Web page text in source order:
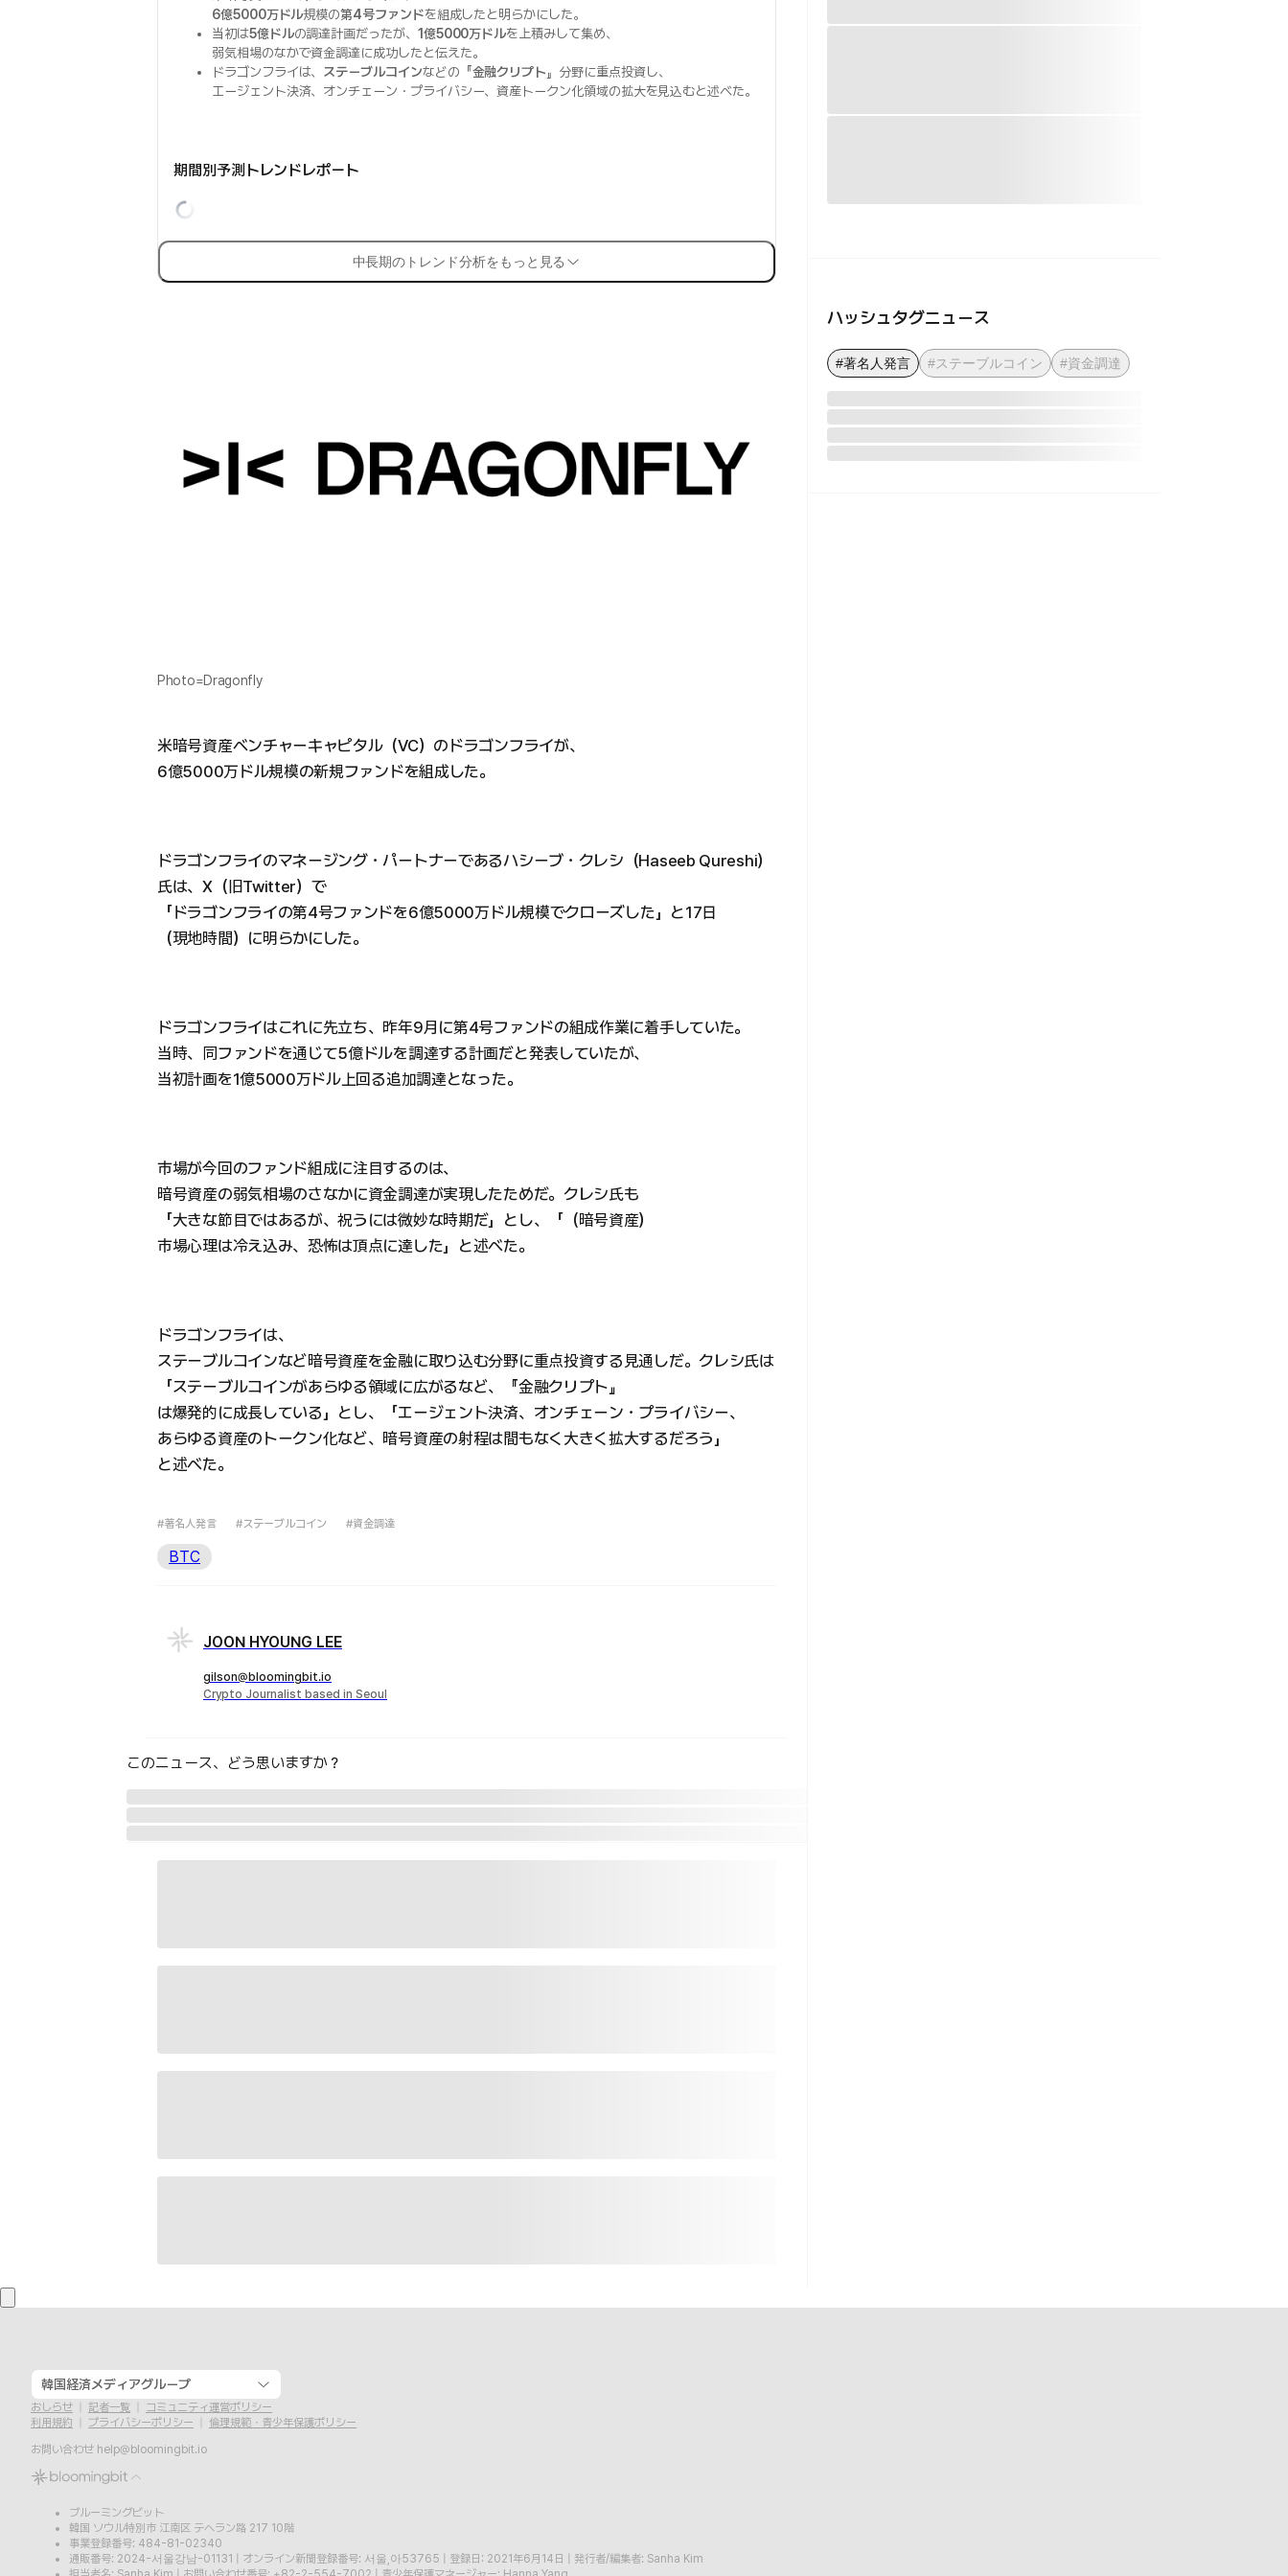
6億5000万ドル規模の第4号ファンドを組成したと明らかにした。
当初は5億ドルの調達計画だったが、 1億5000万ドルを上積みして集め、
弱気相場のなかで資金調達に成功したと伝えた。
ドラゴンフライは、 ステーブルコインなどの『金融クリプト』分野に重点投資し、
エージェント決済、オンチェーン・プライバシー、資産トークン化領域の拡大を見込むと述べた。
期間別予測トレンドレポート
中長期のトレンド分析をもっと見る
Photo=Dragonfly
米暗号資産ベンチャーキャピタル（VC）のドラゴンフライが、
6億5000万ドル規模の新規ファンドを組成した。
ドラゴンフライのマネージング・パートナーであるハシーブ・クレシ（Haseeb Qureshi）
氏は、X（旧Twitter）で
「ドラゴンフライの第4号ファンドを6億5000万ドル規模でクローズした」と17日
（現地時間）に明らかにした。
ドラゴンフライはこれに先立ち、昨年9月に第4号ファンドの組成作業に着手していた。
当時、同ファンドを通じて5億ドルを調達する計画だと発表していたが、
当初計画を1億5000万ドル上回る追加調達となった。
市場が今回のファンド組成に注目するのは、
暗号資産の弱気相場のさなかに資金調達が実現したためだ。クレシ氏も
「大きな節目ではあるが、祝うには微妙な時期だ」とし、「（暗号資産）
市場心理は冷え込み、恐怖は頂点に達した」と述べた。
ドラゴンフライは、
ステーブルコインなど暗号資産を金融に取り込む分野に重点投資する見通しだ。クレシ氏は
「ステーブルコインがあらゆる領域に広がるなど、『金融クリプト』
は爆発的に成長している」とし、「エージェント決済、オンチェーン・プライバシー、
あらゆる資産のトークン化など、暗号資産の射程は間もなく大きく拡大するだろう」
と述べた。
#著名人発言 #ステーブルコイン #資金調達
BTC
JOON HYOUNG LEE
gilson@bloomingbit.io
Crypto Journalist based in Seoul
このニュース、どう思いますか？
ハッシュタグニュース
#著名人発言 #ステーブルコイン #資金調達
韓国経済メディアグループ
おしらせ 記者一覧
コミュニティ運営ポリシー
利用規約
プライバシーポリシー
倫理規範・青少年保護ポリシー
お問い合わせ help@bloomingbit.io
ブルーミングビット
韓国 ソウル特別市 江南区 テヘラン路 217 10階
事業登録番号: 484-81-02340
通販番号: 2024-서울강남-01131
オンライン新聞登録番号: 서울,아53765 登録日: 2021年6月14日
発行者/編集者: Sanha Kim